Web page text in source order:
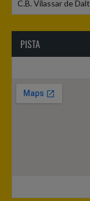
C.B. Vilassar de Dalt
PISTA